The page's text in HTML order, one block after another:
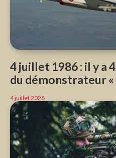
4 juillet 1986 : il y a
du démonstrateur «
4 juillet 2026